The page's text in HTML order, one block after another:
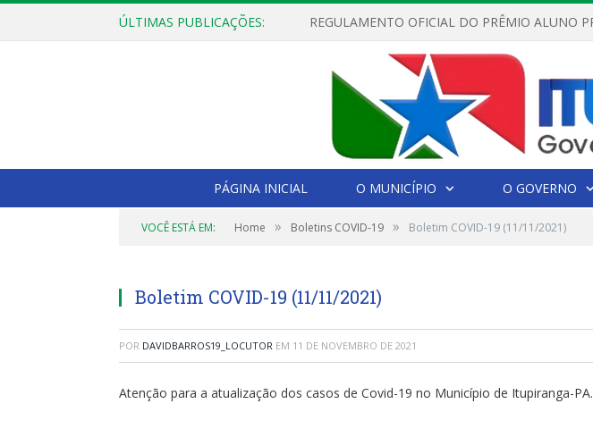
ÚLTIMAS PUBLICAÇÕES:
PÁGINA INICIAL O MUNICÍPIO O GOVERNO
VOCÊ ESTÁ EM: Home » Boletins COVID-19 » Boletim COVID-19 (11/11/2021)
Boletim COVID-19 (11/11/2021)
POR DAVIDBARROS19_LOCUTOR EM 11 DE NOVEMBRO DE 2021
Atenção para a atualização dos casos de Covid-19 no Município de Itupiranga-PA.